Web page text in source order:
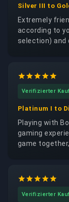
Silver III to
Extremely
according to
selection) and
Verifizierter
Platinum I to
Playing with
gaming
game
friend — he's
I highly
Verifizierter